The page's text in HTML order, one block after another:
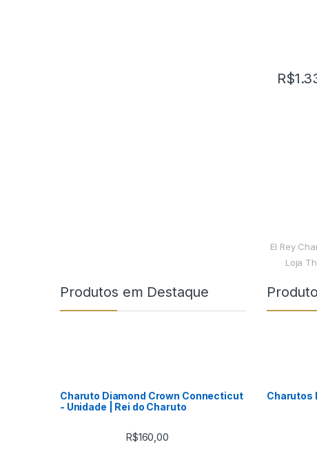
R$
El Rey
Loja
Produtos em Destaque
Charuto Diamond Crown Connecticut
- Unidade | Rei do Charuto
R$160,00
Charutos